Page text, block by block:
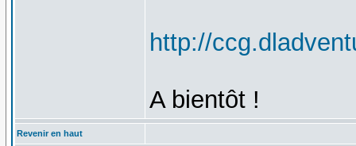
http://
A bientôt !
Revenir en haut